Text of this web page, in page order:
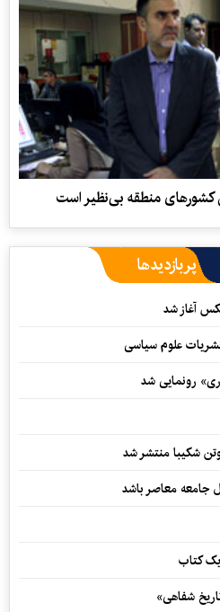
کشورهای منطقه بی‌نظیر است
پربازدیدها
آغاز شد
علوم سیاسی
رونمایی شد
شکیبا منتشر شد
جامعه معاصر باشد
کتاب
شفاهی»